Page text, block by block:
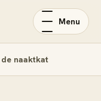
Menu
naaktkat